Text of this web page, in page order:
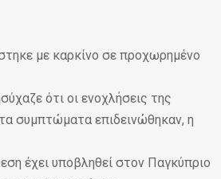
με καρκίνο σε προχωρημένο
ότι οι ενοχλήσεις της
συμπτώματα επιδεινώθηκαν, η
έχει υποβληθεί στον Παγκύπριο